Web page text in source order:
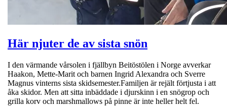
Här njuter de av sista snön
I den värmande vårsolen i fjällbyn Beitöstölen i Norge avverkar
Haakon, Mette-Marit och barnen Ingrid Alexandra och Sverre
Magnus vinterns sista skidsemester.Familjen är rejält förtjusta i att
åka skidor. Men att sitta inbäddade i djurskinn i en snögrop och
grilla korv och marshmallows på pinne är inte heller helt fel.